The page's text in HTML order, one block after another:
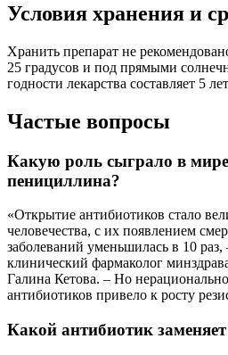
Условия хранения и
Хранить препарат не
25 градусов и под прямыми
годности лекарства составляет 5
Частые вопросы
Какую роль сыграло в
пенициллина?
«Открытие антибиотиков стало
человечества, с их появлением
заболеваний уменьшилась в 10 раз,
клинический фармаколог
Галина Кетова. – Но
антибиотиков привело к росту
Какой антибиотик